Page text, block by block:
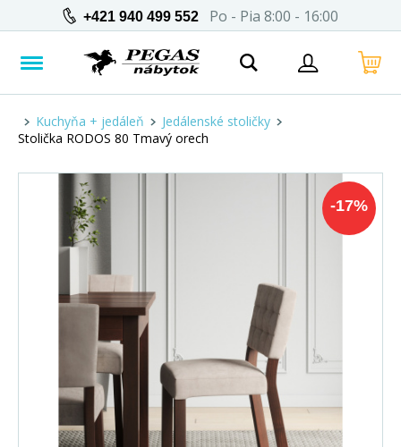
+421 940 499 552 Po - Pia 8:00 - 16:00
Kuchyňa + jedáleň
Jedálenské stoličky
Stolička RODOS 80 Tmavý orech
-17%